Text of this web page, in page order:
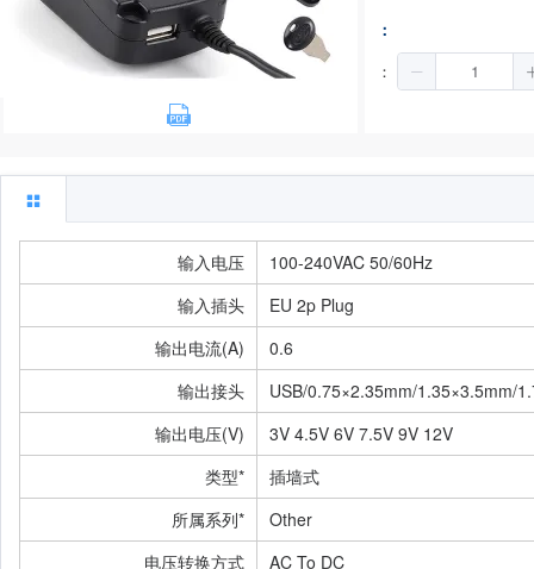
：
：
输入电压
100-240VAC 50/60Hz
输入插头
EU 2p Plug
输出电流(A)
0.6
输出接头
USB/0.75×2.35mm/1.35×3.5mm/
输出电压(V)
3V 4.5V 6V 7.5V 9V 12V
类型*
插墙式
所属系列*
Other
电压转换方式
AC To DC